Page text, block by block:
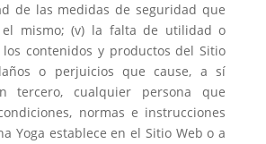
de las medidas de seguridad que
mismo; (v) la falta de utilidad o
contenidos y productos del Sitio
o perjuicios que cause, a sí
tercero, cualquier persona que
normas e instrucciones
Yoga establece en el Sitio Web o a